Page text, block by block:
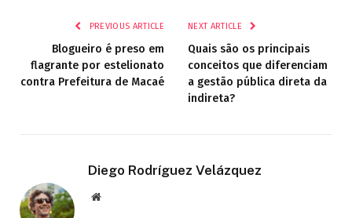
PREVIOUS ARTICLE
Blogueiro é preso em
flagrante por estelionato
contra Prefeitura de Macaé
NEXT ARTICLE
Quais são os principais
conceitos que diferenciam
a gestão pública direta da
indireta?
Diego Rodríguez Velázquez
Website